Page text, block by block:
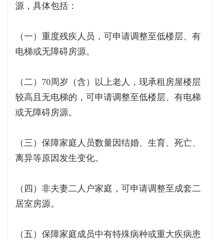
源，具体包括：
（一）重度残疾人员，可申请调整至低楼层、有
电梯或无障碍房源。
（二）70周岁（含）以上老人，现承租房屋楼层
较高且无电梯的，可申请调整至低楼层、有电梯
或无障碍房源。
（三）保障家庭人员数量因结婚、生育、死亡、
离异等原因发生变化。
（四）非夫妻二人户家庭，可申请调整至成套二
居室房源。
（五）保障家庭成员中有特殊病种或重大疾病患